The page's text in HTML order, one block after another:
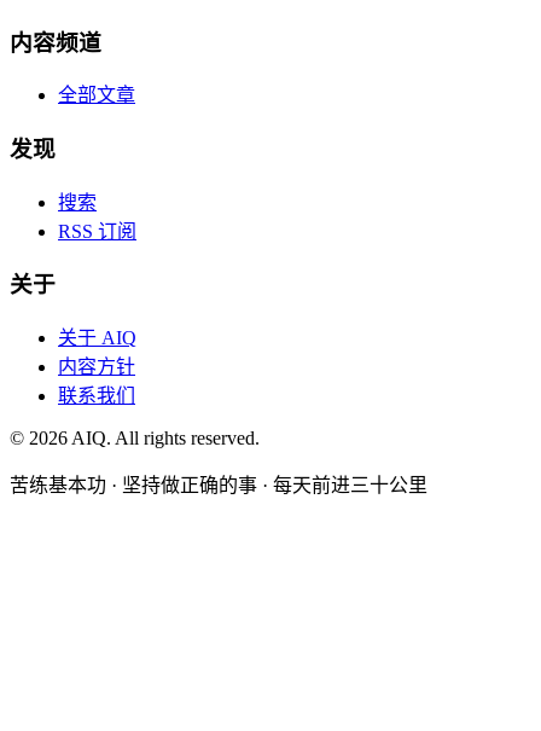
内容频道
全部文章
发现
搜索
RSS 订阅
关于
关于 AIQ
内容方针
联系我们
© 2026 AIQ. All rights reserved.
苦练基本功 · 坚持做正确的事 · 每天前进三十公里